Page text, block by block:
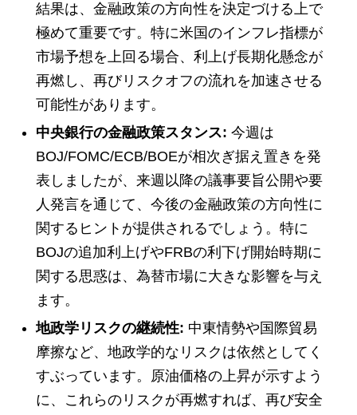
結果は、金融政策の方向性を決定づける上で
極めて重要です。特に米国のインフレ指標が
市場予想を上回る場合、利上げ長期化懸念が
再燃し、再びリスクオフの流れを加速させる
可能性があります。
中央銀行の金融政策スタンス: 今週は
BOJ/FOMC/ECB/BOEが相次ぎ据え置きを発
表しましたが、来週以降の議事要旨公開や要
人発言を通じて、今後の金融政策の方向性に
関するヒントが提供されるでしょう。特に
BOJの追加利上げやFRBの利下げ開始時期に
関する思惑は、為替市場に大きな影響を与え
ます。
地政学リスクの継続性: 中東情勢や国際貿易
摩擦など、地政学的なリスクは依然としてく
すぶっています。原油価格の上昇が示すよう
に、これらのリスクが再燃すれば、再び安全